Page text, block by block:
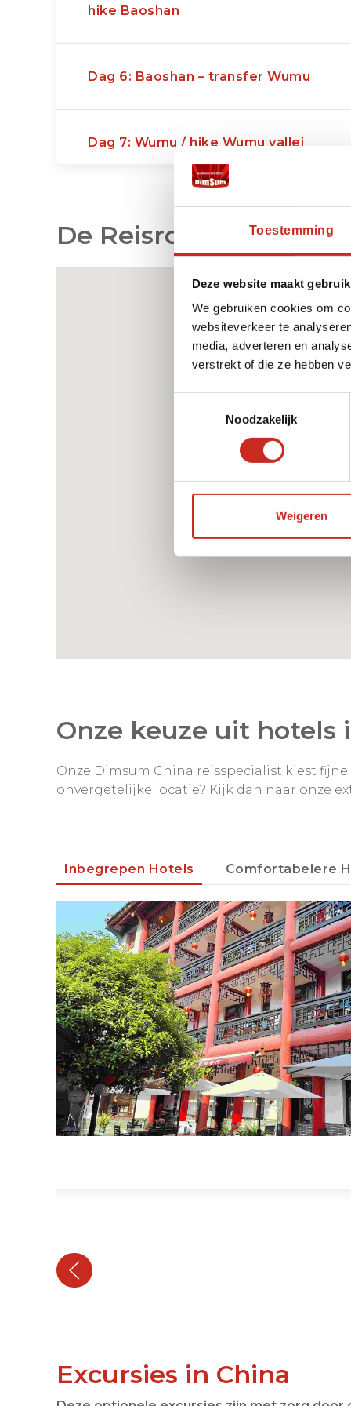
Toestemming
Deze website maakt
We gebruiken cookies om
websiteverkeer te
media, adverteren en
verstrekt of die ze hebben
Noodzakelijk
Weigeren
hike Baoshan
Dag 6: Baoshan – transfer Wumu
Dag 7: Wumu / hike Wumu vallei
Dag 8: Wumu
Dag 10: Tiger Leaping Gorge trekking
Dag 11: Lijiang - transfer Shibaoshan -
De Reisroute op de
Onze keuze uit hotels
Onze Dimsum China reisspecialist kiest
onvergetelijke locatie? Kijk dan naar onze
Inbegrepen Hotels Comfortabelere
Excursies in China